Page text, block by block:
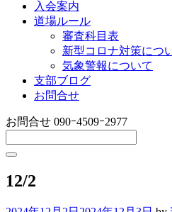
入会案内
道場ルール
審査科目表
新型コロナ対策につ
気象警報について
支部ブログ
お問合せ
お問合せ 090ｰ4509ｰ2977
12/2